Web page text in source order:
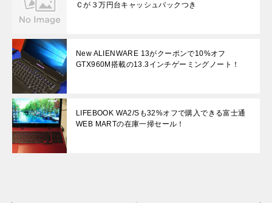
Ｃが３万円台キャッシュバックつき
New ALIENWARE 13がクーポンで10%オフ
GTX960M搭載の13.3インチゲーミングノート！
LIFEBOOK WA2/Sも32%オフで購入できる富士通
WEB MARTの在庫一掃セール！